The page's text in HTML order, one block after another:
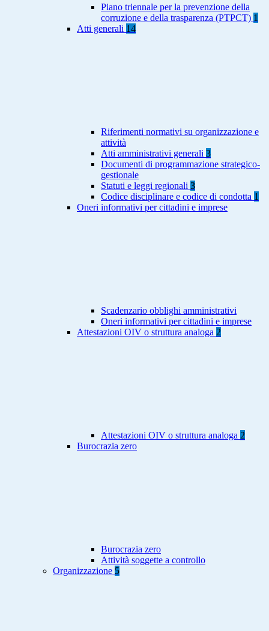
Piano triennale per la prevenzione della
corruzione e della trasparenza (PTPCT) 1
Atti generali 14
Riferimenti normativi su organizzazione e
attività
Atti amministrativi generali 3
Documenti di programmazione strategico-
gestionale
Statuti e leggi regionali 3
Codice disciplinare e codice di condotta 1
Oneri informativi per cittadini e imprese
Scadenzario obblighi amministrativi
Oneri informativi per cittadini e imprese
Attestazioni OIV o struttura analoga 2
Attestazioni OIV o struttura analoga 2
Burocrazia zero
Burocrazia zero
Attività soggette a controllo
Organizzazione 5